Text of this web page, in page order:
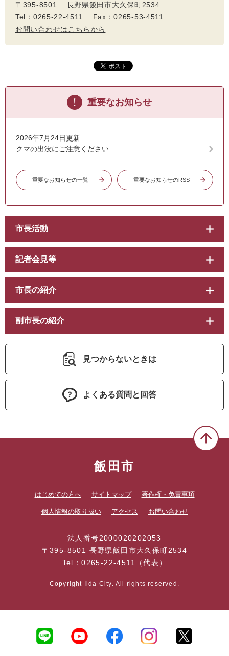
〒395-8501 長野県飯田市大久保町2534
Tel：0265-22-4511 Fax：0265-53-4511
お問い合わせはこちらから
重要なお知らせ
2026年7月24日更新
クマの出没にご注意ください
重要なお知らせの一覧 重要なお知らせのRSS
市長活動
記者会見等
市長の紹介
副市長の紹介
見つからないときは
よくある質問と回答
飯田市
はじめての方へ サイトマップ 著作権・免責事項
個人情報の取り扱い アクセス お問い合わせ
法人番号2000020202053
〒395-8501 長野県飯田市大久保町2534
Tel：0265-22-4511（代表）
Copyright Iida City. All rights reserved.